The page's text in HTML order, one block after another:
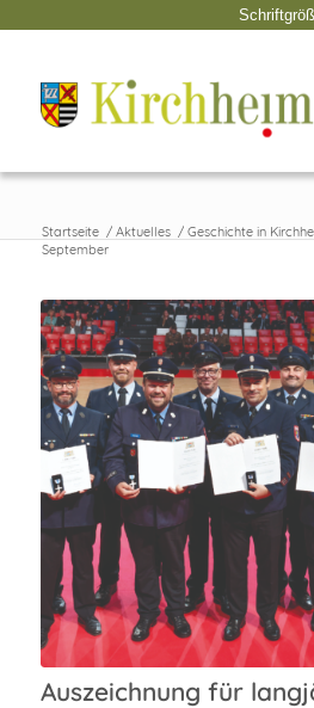
Startseite / Aktuelles / Geschichte in
September
Auszeichnung für